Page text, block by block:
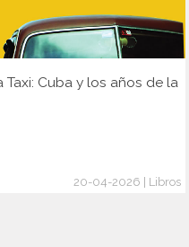
Taxi: Cuba y los años de la
20-04-2026 | Libros